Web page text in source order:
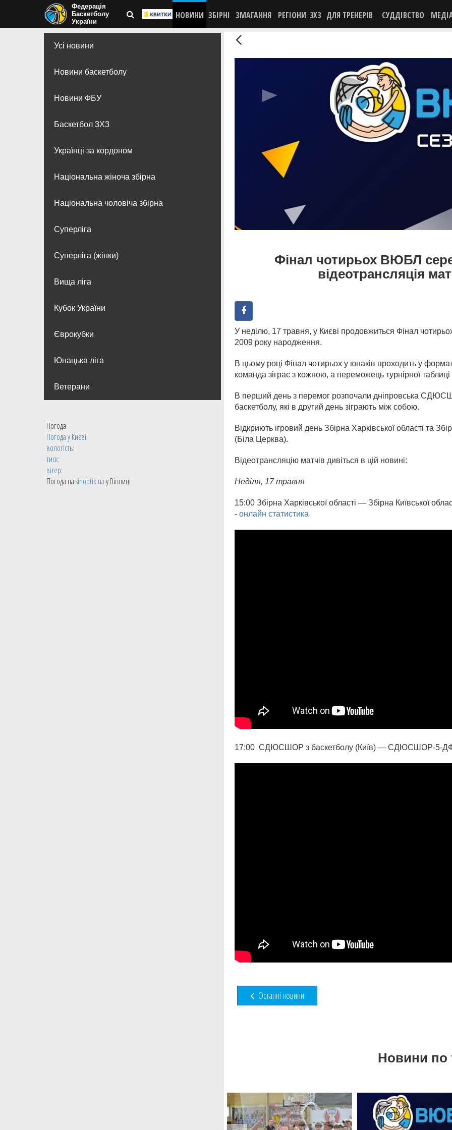
Федерація
Баскетболу
України
НОВИНИ ЗБІРНІ ЗМАГАННЯ РЕГІОНИ 3X3 ДЛЯ ТРЕНЕРІВ СУДДІВСТВО
Усі новини
Новини баскетболу
Новини ФБУ
Баскетбол 3Х3
Українці за кордоном
Національна жіноча збірна
Національна чоловіча збірна
Суперліга
Суперліга (жінки)
Вища лiга
Кубок України
Єврокубки
Юнацька ліга
Ветерани
Погода
Погода уКиєві
вологість:
тиск:
вітер:
Погода наsinoptik.uaу Вінниці
Фінал чотирьох ВЮБЛ
відеотрансляція
У неділю, 17 травня, у Києві продовжиться Фінал
2009 року народження.
В цьому році Фінал чотирьох у юнаків проходить у
команда зіграє з кожною, а переможець турнірної
В перший день з перемог розпочали дніпровська
баскетболу, які в другий день зіграють між собою.
Відкриють ігровий день Збірна Харківської області та
(Біла Церква).
Відеотрансляцію матчів дивіться в цій новині:
Неділя, 17 травня
15:00 Збірна Харківської області — Збірна Київської
- онлайн статистика
17:00 СДЮСШОР з баскетболу (Київ) — СДЮСШОР-5-
Останні новини
Новини по